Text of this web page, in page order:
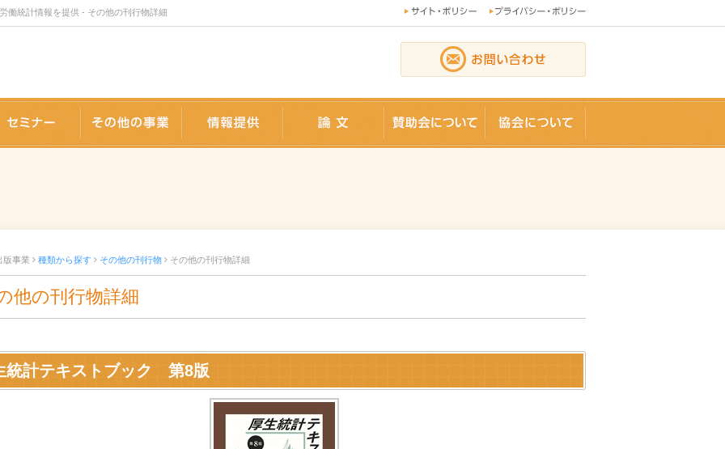
働統計情報を提供 - その他の刊行物詳細
業 セミナー 事業内容 情報提供 論文 賛助会員 協会について
事業 種類から探す その他の刊行物 その他の刊行物詳細
他の刊行物詳細
統計テキストブック 第8版